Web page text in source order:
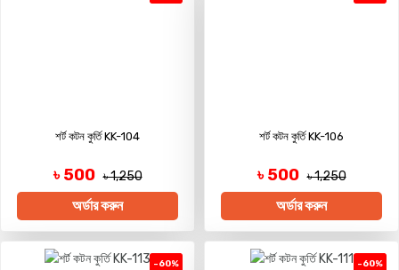
শর্ট কটন কুর্তি KK-104
৳ 500 ৳ 1,250
অর্ডার করুন
শর্ট কটন কুর্তি KK-106
৳ 500 ৳ 1,250
অর্ডার করুন
-60% -60%